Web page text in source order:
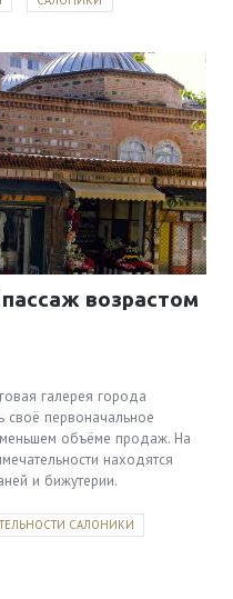
галерея города
своё первоначальное
объёме продаж. На
находятся
и бижутерии.
САЛОНИКИ